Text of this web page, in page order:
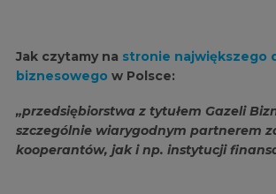
Jak czytamy na stronie największego
biznesowego w Polsce:
„przedsiębiorstwa z tytułem Gazeli
szczególnie wiarygodnym partnerem
kooperantów, jak i np. instytucji